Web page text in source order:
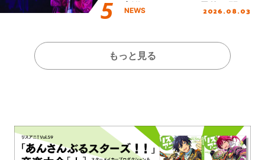
新作アクセサリー予約も開
NEWS 2026.08.03
もっと見る